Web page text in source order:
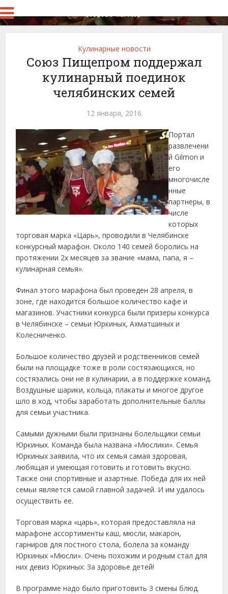
Кулинарные новости
Союз Пищепром поддержал
кулинарный поединок
челябинских семей
12 января, 2016
Портал
развлечени
й Gilmon и
его
многочисле
нные
партнеры, в
числе
которых
торговая марка «Царь», проводили в Челябинске
конкурсный марафон.Около 140 семей боролись на
протяжении 2х месяцев за звание «мама, папа, я –
кулинарная семья».
Финал этого марафона был проведен 28 апреля, в
зоне, где находится большое количество кафе и
магазинов. Участники конкурса были призеры конкурса
в Челябинске – семьи Юркиных, Ахматшиных и
Колесниченко.
Большое количество друзей и родственников семей
были на площадке тоже в роли состязающихся, но
состязались они не в кулинарии, а в поддержке команд.
Воздушные шарики, кольца, плакаты и многое другое
шло в ход, чтобы заработать дополнительные баллы
для семьи участника.
Самыми дужными были признаны болельщики семьи
Юркиных. Команда была названа «Мюслики». Семья
Юркиных заявила, что их семья самая здоровая,
любящая и умеющая готовить и готовить вкусно.
Также они спортивные и азартные. Победа для их ней
семьи является самой главной задачей. И им удалось
осуществить ее.
Торговая марка «царь», которая предоставляла на
марафоне ассортименты каш, мюсли, макарон,
гарниров для постного стола, болела за команду
Юркиных «Мюсли». Очень похожим и родным стал для
них девиз Юркиных: За здоровье детей!
В программе надо было приготовить 3 смены блюд.